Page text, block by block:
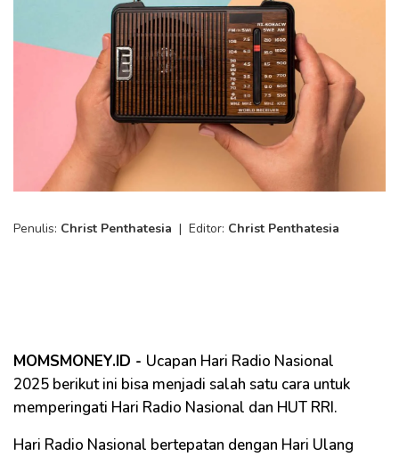
Penulis: Christ Penthatesia | Editor: Christ Penthatesia
MOMSMONEY.ID - Ucapan Hari Radio Nasional
2025 berikut ini bisa menjadi salah satu cara untuk
memperingati Hari Radio Nasional dan HUT RRI.
Hari Radio Nasional bertepatan dengan Hari Ulang